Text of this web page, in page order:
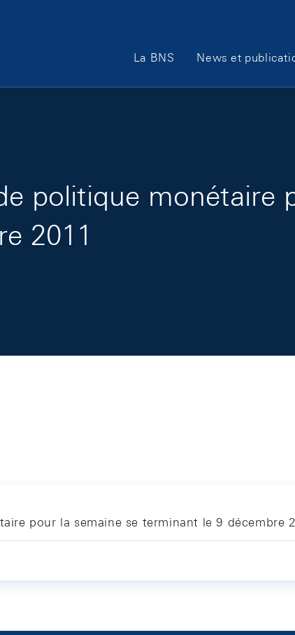
Main Navigation
La BNS News et
politique monétaire
2011
pour la semaine se terminant le 9 décembre